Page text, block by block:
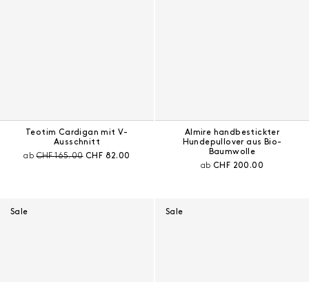
Teotim Cardigan mit V-
Ausschnitt
abPreis vor Rabatt:
CHF 165.00 Aktueller Preis:
CHF 82.00
Almire handbestickter
Hundepullover aus Bio-
Baumwolle
abAktueller Preis:
CHF 200.00
Sale Sale